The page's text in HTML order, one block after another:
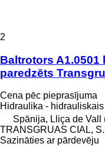
2
Baltrotors
paredzēts
Cena pēc pieprasījuma
Hidraulika -
Spānija, Lliça de Vall
TRANSGRUAS CIAL,
Sazināties ar pārdevēju